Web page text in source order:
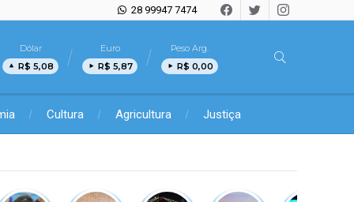
28 99947 7474
Dólar
R$ 5,08
Euro
R$ 5,87
Peso Arg.
R$ 0,00
Cultura Agricultura Justiça